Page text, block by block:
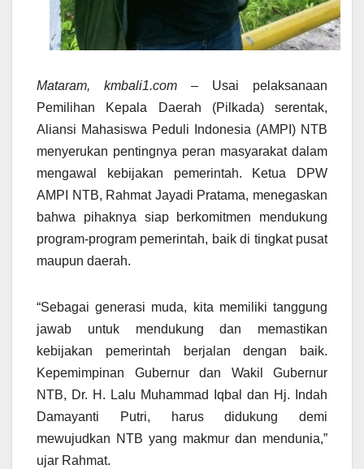
Mataram, kmbali1.com – Usai pelaksanaan
Pemilihan Kepala Daerah (Pilkada) serentak,
Aliansi Mahasiswa Peduli Indonesia (AMPI) NTB
menyerukan pentingnya peran masyarakat dalam
mengawal kebijakan pemerintah. Ketua DPW
AMPI NTB, Rahmat Jayadi Pratama, menegaskan
bahwa pihaknya siap berkomitmen mendukung
program-program pemerintah, baik di tingkat pusat
maupun daerah.
“Sebagai generasi muda, kita memiliki tanggung
jawab untuk mendukung dan memastikan
kebijakan pemerintah berjalan dengan baik.
Kepemimpinan Gubernur dan Wakil Gubernur
NTB, Dr. H. Lalu Muhammad Iqbal dan Hj. Indah
Damayanti Putri, harus didukung demi
mewujudkan NTB yang makmur dan mendunia,”
ujar Rahmat.